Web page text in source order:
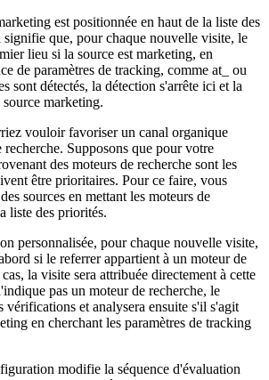
est positionnée en haut de la liste des
signifie que, pour chaque nouvelle visite, le
lieu si la source est marketing, en
de paramètres de tracking, comme at_ ou
sont détectés, la détection s'arrête ici et la
marketing.
vouloir favoriser un canal organique
recherche. Supposons que pour votre
des moteurs de recherche sont les
être prioritaires. Pour ce faire, vous
sources en mettant les moteurs de
liste des priorités.
personnalisée, pour chaque nouvelle visite,
si le referrer appartient à un moteur de
la visite sera attribuée directement à cette
pas un moteur de recherche, le
vérifications et analysera ensuite s'il s'agit
en cherchant les paramètres de tracking
modifie la séquence d'évaluation